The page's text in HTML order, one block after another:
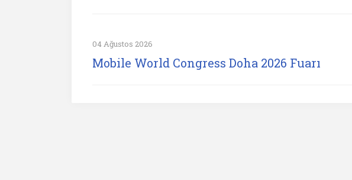
04 Ağustos 2026
Mobile World Congress Doha 2026 Fuarı